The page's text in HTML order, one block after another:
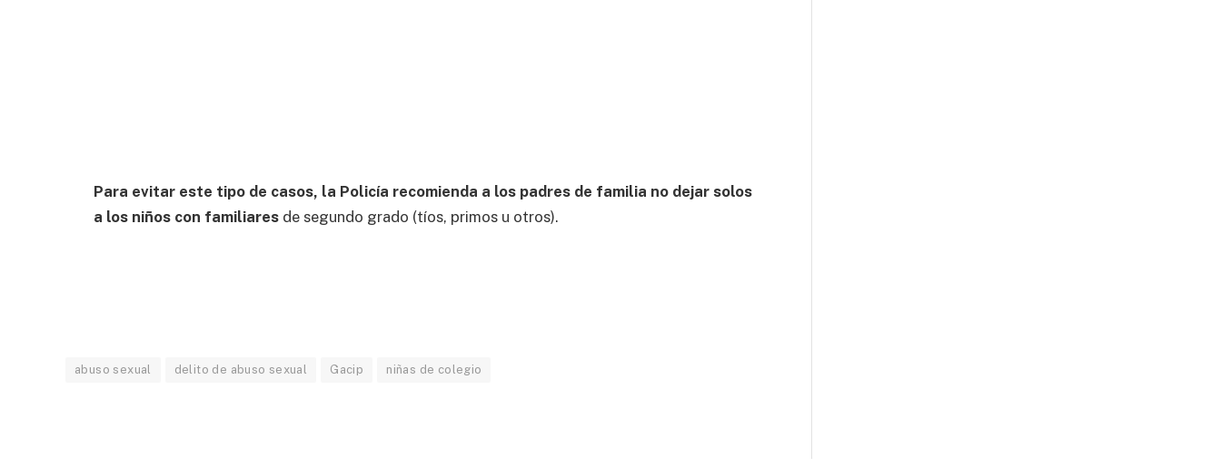
Para evitar este tipo de casos, la Policía recomienda a los padres de familia no dejar solos
a los niños con familiares de segundo grado (tíos, primos u otros).
abuso sexual delito de abuso sexual Gacip niñas de colegio